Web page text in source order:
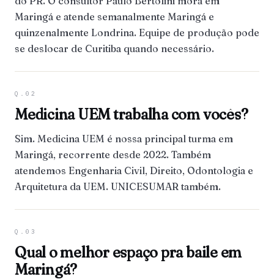
Maringá e atende semanalmente Maringá e
quinzenalmente Londrina. Equipe de produção pode
se deslocar de Curitiba quando necessário.
Q.02
Medicina UEM trabalha com vocês?
Sim. Medicina UEM é nossa principal turma em
Maringá, recorrente desde 2022. Também
atendemos Engenharia Civil, Direito, Odontologia e
Arquitetura da UEM. UNICESUMAR também.
Q.03
Qual o melhor espaço pra baile em
Maringá?